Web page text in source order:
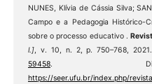
NUNES, Klívia de Cássia Silva;
Campo e a Pedagogia Histórico-
sobre o processo educativo .
l.], v. 10, n. 2, p. 750–768,
59458.
https://seer.ufu.br/index.php/